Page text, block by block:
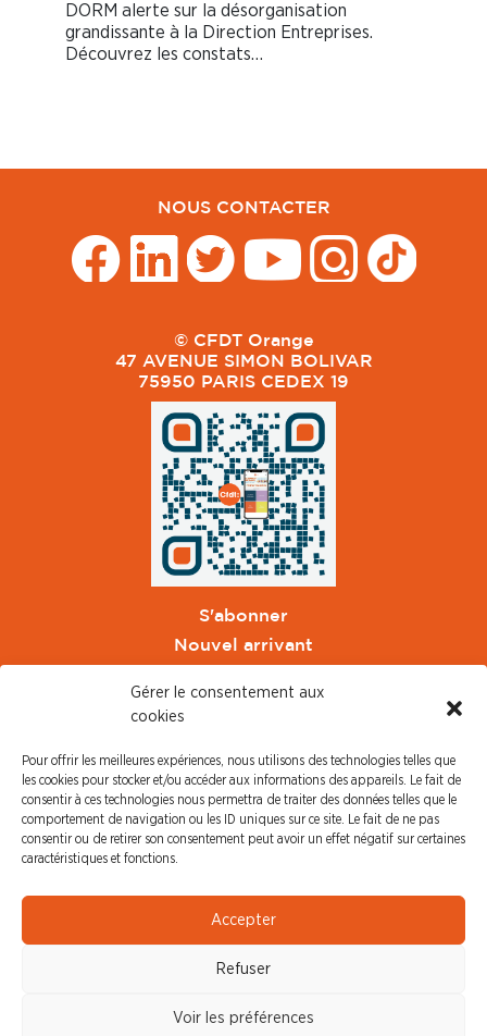
Gérer le consentement aux
cookies
Pour offrir les meilleures expériences, nous utilisons des technologies telles que
les cookies pour stocker et/ou accéder aux informations des appareils. Le fait de
consentir à ces technologies nous permettra de traiter des données telles que le
comportement de navigation ou les ID uniques sur ce site. Le fait de ne pas
consentir ou de retirer son consentement peut avoir un effet négatif sur certaines
caractéristiques et fonctions.
Accepter
Refuser
Voir les préférences
DORM alerte sur la désorganisation
grandissante à la Direction Entreprises.
Découvrez les constats…
NOUS CONTACTER
© CFDT Orange
47 AVENUE SIMON BOLIVAR
75950 PARIS CEDEX 19
S'abonner
Nouvel arrivant
CFDT Cadres
CFDT Retraités
L'UFFA
PRESSE
Communiqué de Presse
Revue de Presse